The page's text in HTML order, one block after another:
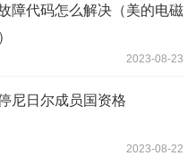
障代码怎么解决（美的电磁
2023-08-23
尼日尔成员国资格
2023-08-22